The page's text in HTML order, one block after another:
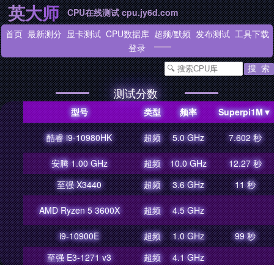
英大师
CPU在线测试 cpu.jy6d.com
首页 最新测分 显卡测试 CPU数据库 超频/默频 发布测试 工具下载
登录
测试分数
型号 类型 频率 Superpi1M▼
酷睿 i9-10980HK 超频 5.0 GHz 7.602 秒
安腾 1.00 GHz 超频 10.0 GHz
12.27 秒
至强 X3440
超频 3.6 GHz 11 秒
AMD Ryzen 5 3600X 超频 4.5 GHz
i9-10900E 超频 1.0 GHz
99 秒
至强 E3-1271 v3
超频 4.1 GHz